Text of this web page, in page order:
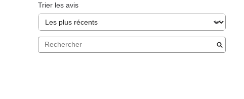
Trier les avis